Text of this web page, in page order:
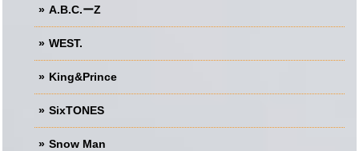
A.B.C.ーZ
WEST.
King&Prince
SixTONES
Snow Man